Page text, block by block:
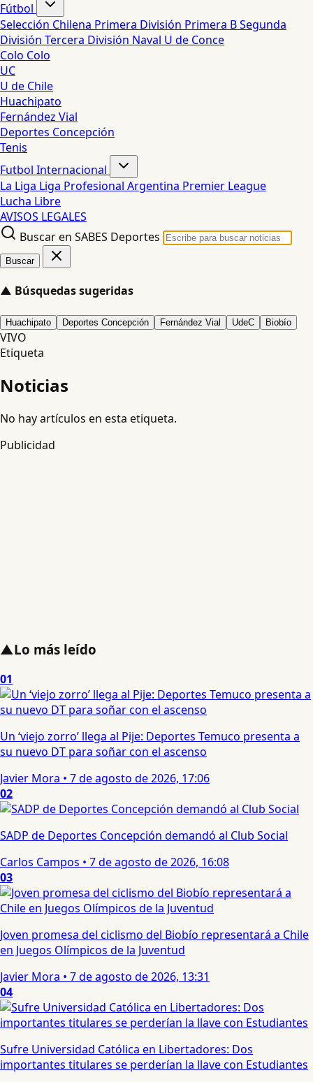
Fútbol
Selección Chilena Primera División Primera BSegunda
División Tercera División Naval U de Conce
Colo Colo
UC
U de Chile
Huachipato
Fernández Vial
Deportes Concepción
Tenis
Futbol Internacional
La Liga Liga Profesional Argentina Premier League
Lucha Libre
AVISOS LEGALES
Buscar en SABES Deportes
Buscar
▲ Búsquedas sugeridas
Huachipato Deportes Concepción Fernández Vial UdeC Biobío
VIVO
Etiqueta
Noticias
No hay artículos en esta etiqueta.
Publicidad
▲Lo más leído
01
Un ‘viejo zorro’ llega al Pije: Deportes Temuco presenta a
su nuevo DT para soñar con el ascenso
Javier Mora • 7 de agosto de 2026, 17:06
02
SADP de Deportes Concepción demandó al Club Social
Carlos Campos • 7 de agosto de 2026, 16:08
03
Joven promesa del ciclismo del Biobío representará a Chile
en Juegos Olímpicos de la Juventud
Javier Mora • 7 de agosto de 2026, 13:31
04
Sufre Universidad Católica en Libertadores: Dos
importantes titulares se perderían la llave con Estudiantes